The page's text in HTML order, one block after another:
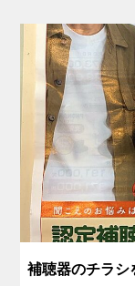
補聴器のチラシ